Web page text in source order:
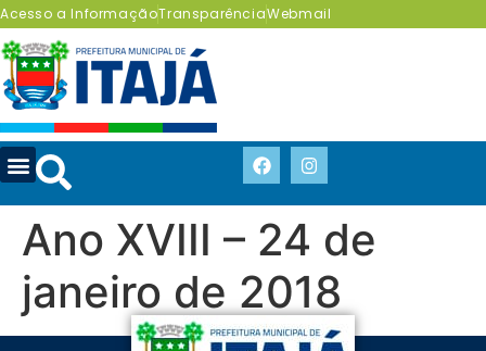
Acesso a InformaçãoTransparênciaWebmail
Ano XVIII – 24 de
janeiro de 2018